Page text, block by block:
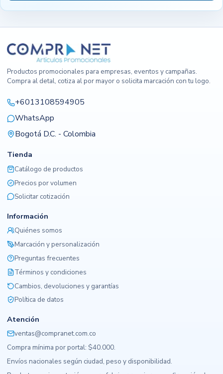
Productos promocionales para empresas, eventos y campañas.
Compra al detal, cotiza al por mayor o solicita marcación con tu logo.
+6013108594905
WhatsApp
Bogotá D.C. - Colombia
Tienda
Catálogo de productos
Precios por volumen
Solicitar cotización
Información
Quiénes somos
Marcación y personalización
Preguntas frecuentes
Términos y condiciones
Cambios, devoluciones y garantías
Política de datos
Atención
ventas@compranet.com.co
Compra mínima por portal: $40.000.
Envíos nacionales según ciudad, peso y disponibilidad.